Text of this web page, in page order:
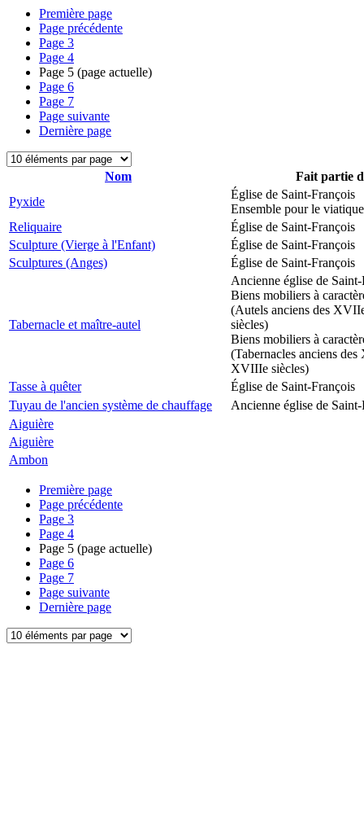
Première page
Page précédente
Page 3
Page 4
Page 5 (page actuelle)
Page 6
Page 7
Page suivante
Dernière page
Nom
Fait partie
Pyxide
Église de Saint-François
Ensemble pour le viatique
Reliquaire
Église de Saint-François
Sculpture (Vierge à l'Enfant)
Église de Saint-François
Sculptures (Anges)
Église de Saint-François
Tabernacle et maître-autel
Ancienne église de Saint-
Biens mobiliers à
(Autels anciens des
siècles)
Biens mobiliers à
(Tabernacles anciens
XVIIIe siècles)
Tasse à quêter
Église de Saint-François
Tuyau de l'ancien système de chauffage
Ancienne église de Saint-
Aiguière
Aiguière
Ambon
Première page
Page précédente
Page 3
Page 4
Page 5 (page actuelle)
Page 6
Page 7
Page suivante
Dernière page